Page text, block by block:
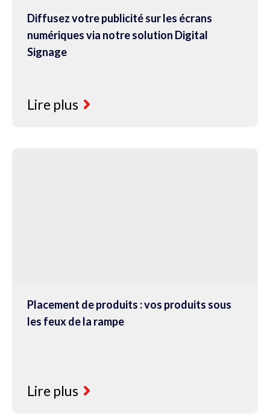
Diffusez votre publicité sur les écrans
numériques via notre solution Digital
Signage
Lire plus
Placement de produits : vos produits sous
les feux de la rampe
Lire plus